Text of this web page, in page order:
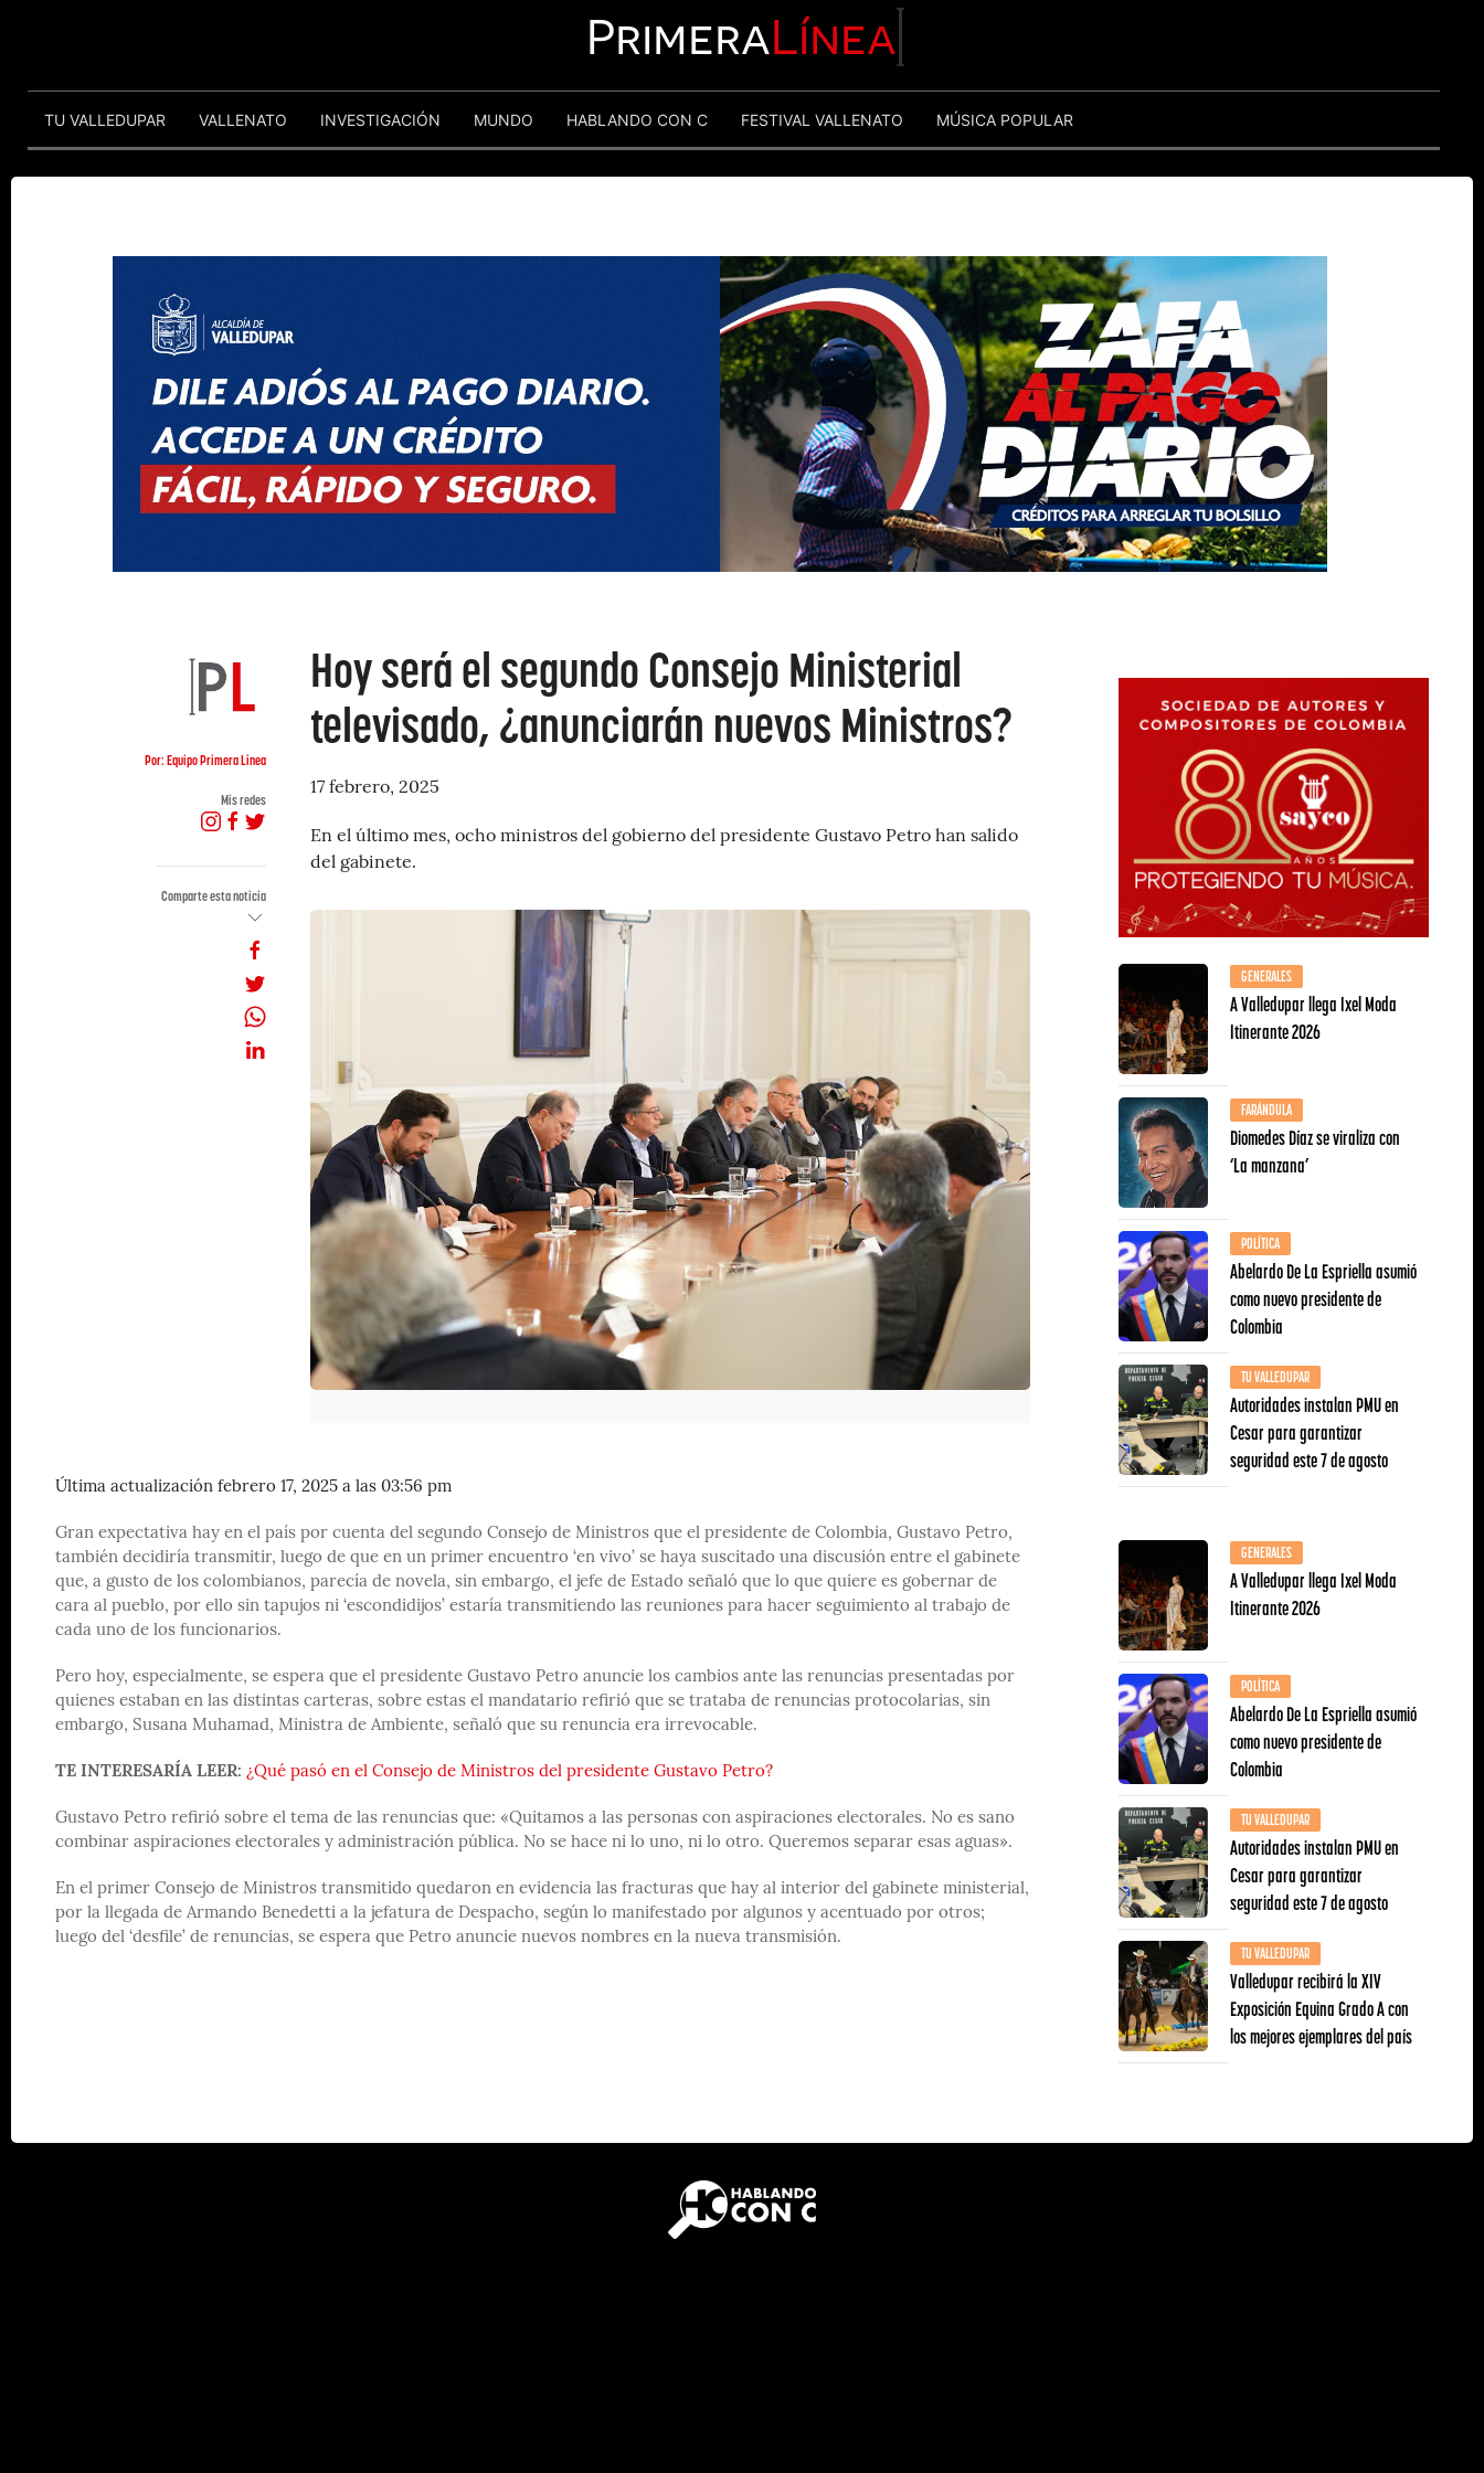
PrimeraLínea
TU VALLEDUPAR VALLENATO INVESTIGACIÓN MUNDO HABLANDO CON C FESTIVAL VALLENATO MÚSICA POPULAR
Por: Equipo Primera Linea
Mis redes
Comparte esta noticia
Hoy será el segundo Consejo Ministerial
televisado, ¿anunciarán nuevos Ministros?
17 febrero, 2025
En el último mes, ocho ministros del gobierno del presidente Gustavo Petro han salido
del gabinete.
Última actualización febrero 17, 2025 a las 03:56 pm
Gran expectativa hay en el país por cuenta del segundo Consejo de Ministros que el presidente de Colombia, Gustavo Petro,
también decidiría transmitir, luego de que en un primer encuentro ‘en vivo’ se haya suscitado una discusión entre el gabinete
que, a gusto de los colombianos, parecía de novela, sin embargo, el jefe de Estado señaló que lo que quiere es gobernar de
cara al pueblo, por ello sin tapujos ni ‘escondidijos’ estaría transmitiendo las reuniones para hacer seguimiento al trabajo de
cada uno de los funcionarios.
Pero hoy, especialmente, se espera que el presidente Gustavo Petro anuncie los cambios ante las renuncias presentadas por
quienes estaban en las distintas carteras, sobre estas el mandatario refirió que se trataba de renuncias protocolarias, sin
embargo, Susana Muhamad, Ministra de Ambiente, señaló que su renuncia era irrevocable.
TE INTERESARÍA LEER: ¿Qué pasó en el Consejo de Ministros del presidente Gustavo Petro?
Gustavo Petro refirió sobre el tema de las renuncias que: «Quitamos a las personas con aspiraciones electorales. No es sano
combinar aspiraciones electorales y administración pública. No se hace ni lo uno, ni lo otro. Queremos separar esas aguas».
En el primer Consejo de Ministros transmitido quedaron en evidencia las fracturas que hay al interior del gabinete ministerial,
por la llegada de Armando Benedetti a la jefatura de Despacho, según lo manifestado por algunos y acentuado por otros;
luego del ‘desfile’ de renuncias, se espera que Petro anuncie nuevos nombres en la nueva transmisión.
GENERALES
A Valledupar llega Ixel Moda
Itinerante 2026
FARÁNDULA
Diomedes Díaz se viraliza con
‘La manzana’
POLÍTICA
Abelardo De La Espriella asumió
como nuevo presidente de
Colombia
TU VALLEDUPAR
Autoridades instalan PMU en
Cesar para garantizar
seguridad este 7 de agosto
GENERALES
A Valledupar llega Ixel Moda
Itinerante 2026
POLÍTICA
Abelardo De La Espriella asumió
como nuevo presidente de
Colombia
TU VALLEDUPAR
Autoridades instalan PMU en
Cesar para garantizar
seguridad este 7 de agosto
TU VALLEDUPAR
Valledupar recibirá la XIV
Exposición Equina Grado A con
los mejores ejemplares del país